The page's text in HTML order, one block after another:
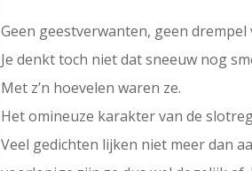
Geen geestverwanten, geen drempel
Je denkt toch niet dat sneeuw nog
Met z’n hoevelen waren ze.
Het omineuze karakter van de
Veel gedichten lijken niet meer dan